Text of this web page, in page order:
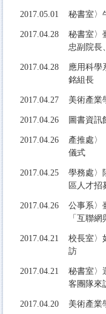
2017.05.01 秘書室〉
2017.04.28
秘書室〉
忠副院長
2017.04.28
應用科學
銘組長
2017.04.27 美術產業
2017.04.26 圖書資訊
2017.04.26
產推處〉
儀式
2017.04.25
學務處〉
區人才招
2017.04.26
公事系〉
「互聯網
2017.04.21
校長室〉
訪
2017.04.21
秘書室〉
客團隊來
2017.04.20 美術產業